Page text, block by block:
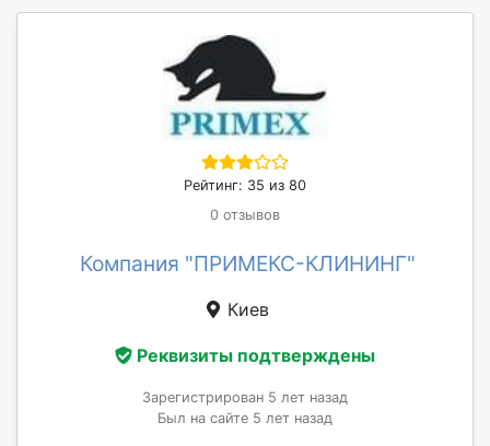
Рейтинг: 35 из 80
0 отзывов
Компания "ПРИМЕКС-КЛИНИНГ"
Киев
Реквизиты подтверждены
Зарегистрирован 5 лет назад
Был на сайте 5 лет назад